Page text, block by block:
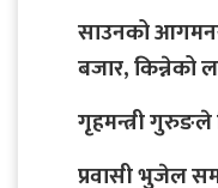
साउनको
बजार, किन्नेको
गृहमन्त्री गुरुङले
प्रवासी भुजेल